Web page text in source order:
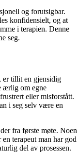
og forutsigbar.
konfidensielt, og at
i terapien. Denne
seg.
er tillit en gjensidig
ærlig om egne
eller misforstått.
i seg selv være en
fra første møte. Noen
terapeut man har god
del av prosessen.